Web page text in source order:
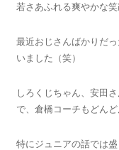
若さあふれる爽やかな笑
最近おじさんばかりだ
いました（笑）
しろくじちゃん、安田
で、倉橋コーチもどんど
特にジュニアの話では